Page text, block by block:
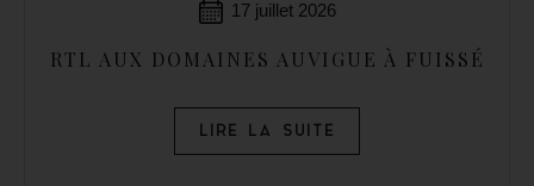
17 juillet 2026
RTL AUX DOMAINES AUVIGUE À FUISSÉ
LIRE LA SUITE